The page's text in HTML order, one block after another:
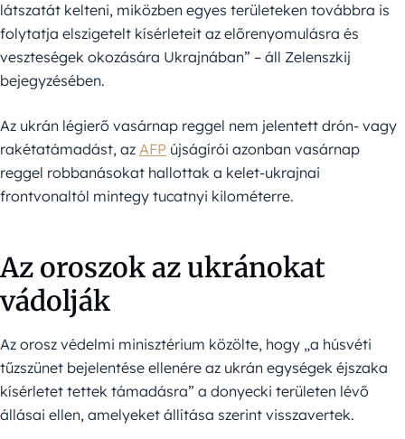
látszatát kelteni, miközben egyes területeken továbbra is
folytatja elszigetelt kísérleteit az előrenyomulásra és
veszteségek okozására Ukrajnában” – áll Zelenszkij
bejegyzésében.
Az ukrán légierő vasárnap reggel nem jelentett drón- vagy
rakétatámadást, az AFP újságírói azonban vasárnap
reggel robbanásokat hallottak a kelet-ukrajnai
frontvonaltól mintegy tucatnyi kilométerre.
Az oroszok az ukránokat
vádolják
Az orosz védelmi minisztérium közölte, hogy „a húsvéti
tűzszünet bejelentése ellenére az ukrán egységek éjszaka
kísérletet tettek támadásra” a donyecki területen lévő
állásai ellen, amelyeket állítása szerint visszavertek.